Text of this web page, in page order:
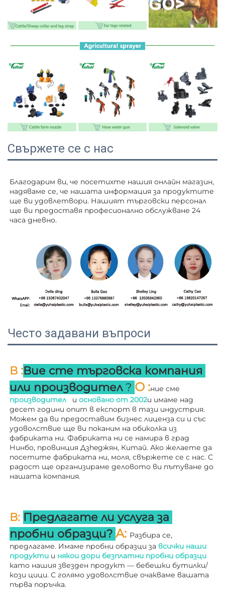
Свържете се с нас
Благодарим ви, че посетихте нашия онлайн магазин,
надяваме се, че нашата информация за продуктите
ще ви удовлетвори. Нашият търговски персонал
ще ви предоставя професионално обслужване 24
часа дневно.
Често задавани въпроси
В :Вие сте търговска компания
или производител ? О :
производител и основано от 2002и имаме над
десет години опит в експорт в тази индустрия.
Можем да ви предоставим бизнес лиценза си и със
удоволствие ще ви поканим на обиколка из
фабриката ни. Фабриката ни се намира в град
Нинбо, провинция Дзheджян, Китай. Ако желаете да
посетите фабриката ни, моля, свържете се с нас. С
радост ще организираме деловото ви пътуване до
нашата компания.
В: Предлагате ли услуга за
пробни образци? A: Разбира се,
предлагаме. Имаме пробни образци за всички наши
продукти и
като нашия звезден продукт — бебешки бутилки/
кози цици. С голямо удоволствие очакваме вашата
първа поръчка.